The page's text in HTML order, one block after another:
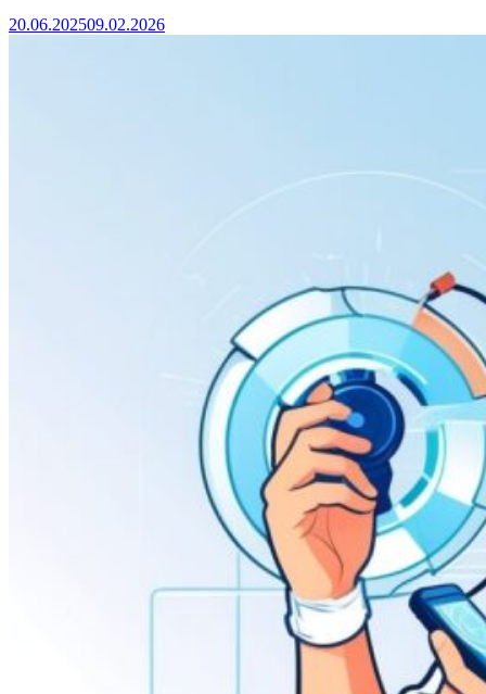
20.06.202509.02.2026